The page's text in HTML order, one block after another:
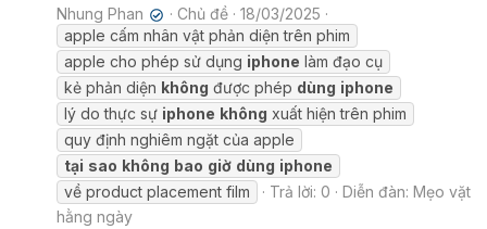
Nhung Phan ✔ Chủ đề
18/03/2025
apple cấm nhân vật phản diện trên phim
apple cho phép sử dụng iphone làm đạo cụ
kẻ phản diện không được phép dùng iphone
lý do thực sự iphone không xuất hiện trên phim
quy định nghiêm ngặt của apple
tại sao không bao giờ dùng iphone
về product placement film
Trả lời: 0 Diễn đàn: Mẹo vặt
hằng ngày